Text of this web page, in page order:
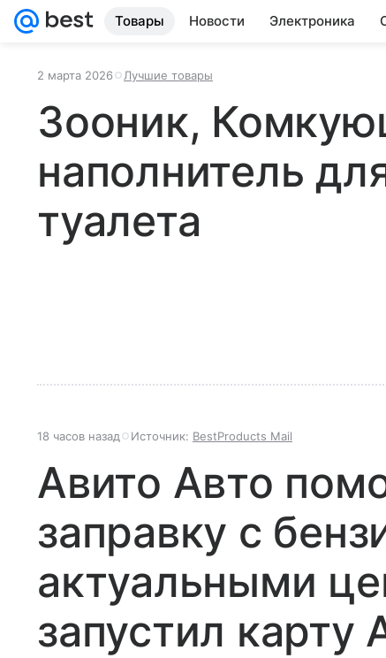
Товары Новости Электроника
2 марта 2026 Лучшие товары
Зооник,
наполнитель
туалета
18 часов назад Источник: BestProducts Mail
Авито Авто
заправку с
актуальными
запустил карту